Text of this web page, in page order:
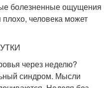
болезненные ощущения
человека может
через неделю?
синдром. Мысли